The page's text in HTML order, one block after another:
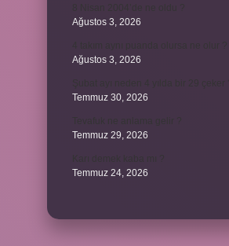
Ağustos 3, 2026
Ağustos 3, 2026
Temmuz 30, 2026
Temmuz 29, 2026
Temmuz 24, 2026